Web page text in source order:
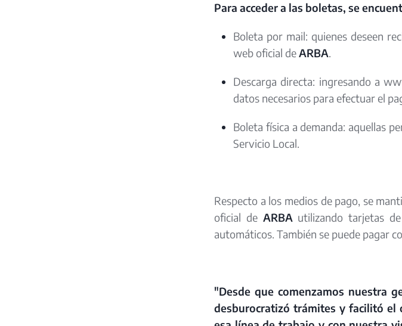
Para acceder a las boletas, se
Boleta por mail: quienes deseen
web oficial deARBA.
Descarga directa: ingresando a
datos necesarios para efectuar el
Boleta física a demanda: aquellas
Servicio Local.
Respecto a los medios de pago, se
oficial de ARBA utilizando tarjetas
automáticos. También se puede pagar
"Desde que comenzamos nuestra
desburocratizó trámites y facilitó el